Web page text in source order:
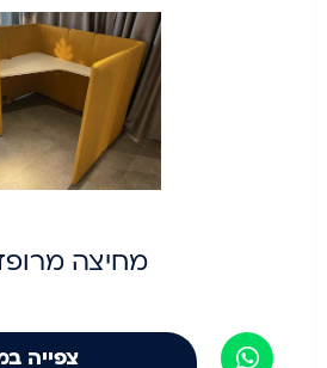
מחיצה
צפייה